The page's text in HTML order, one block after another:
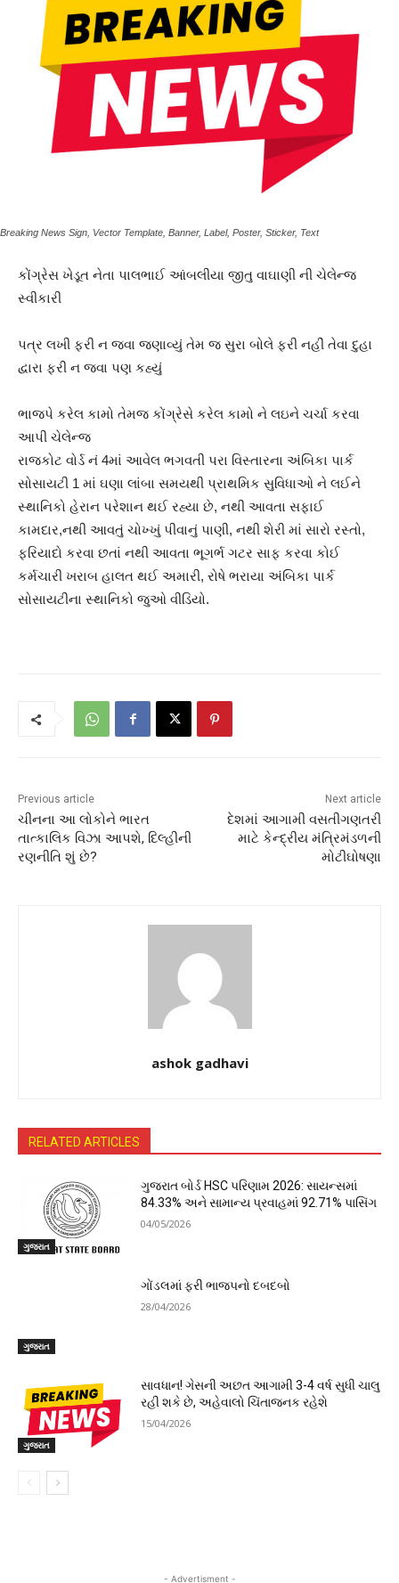
Breaking News Sign, Vector Template, Banner, Label, Poster, Sticker, Text
કોંગ્રેસ ખેડૂત નેતા પાલભાઈ આંબલીયા જીતુ વાઘાણી ની ચેલેન્જ
સ્વીકારી
પત્ર લખી ફરી ન જવા જણાવ્યું તેમ જ સુરા બોલે ફરી નહીં તેવા દુહા
દ્વારા ફરી ન જવા પણ કહ્યું
ભાજપે કરેલ કામો તેમજ કોંગ્રેસે કરેલ કામો ને લઇને ચર્ચા કરવા
આપી ચેલેન્જ
રાજકોટ વોર્ડ નં 4માં આવેલ ભગવતી પરા વિસ્તારના અંબિકા પાર્ક
સોસાયટી 1 માં ઘણા લાંબા સમયથી પ્રાથમિક સુવિધાઓ ને લઈને
સ્થાનિકો હેરાન પરેશાન થઈ રહ્યા છે, નથી આવતા સફાઈ
કામદાર,નથી આવતું ચોખ્ખું પીવાનું પાણી, નથી શેરી માં સારો રસ્તો,
ફરિયાદો કરવા છતાં નથી આવતા ભૂગર્ભ ગટર સાફ કરવા કોઈ
કર્મચારી ખરાબ હાલત થઈ અમારી, રોષે ભરાયા અંબિકા પાર્ક
સોસાયટીના સ્થાનિકો જુઓ વીડિયો.
Previous article
ચીનના આ લોકોને ભારત
તાત્કાલિક વિઝા આપશે, દિલ્હીની
રણનીતિ શું છે?
Next article
દેશમાં આગામી વસતીગણતરી
માટે કેન્દ્રીય મંત્રિમંડળની
મોટીઘોષણા
ashok gadhavi
RELATED ARTICLES
ગુજરાત
ગુજરાત બોર્ડ HSC પરિણામ 2026: સાયન્સમાં
84.33% અને સામાન્ય પ્રવાહમાં 92.71% પાસિંગ
04/05/2026
ગુજરાત
ગોંડલમાં ફરી ભાજપનો દબદબો
28/04/2026
ગુજરાત
સાવધાન! ગેસની અછત આગામી 3-4 વર્ષ સુધી ચાલુ
રહી શકે છે, અહેવાલો ચિંતાજનક રહેશે
15/04/2026
- Advertisment -